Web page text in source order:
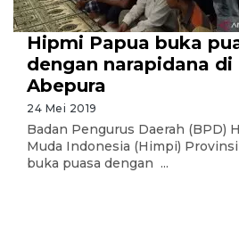
Hipmi Papua buka
dengan narapidana di
Abepura
24 Mei 2019
Badan Pengurus Daerah (BPD)
Muda Indonesia (Himpi)
buka puasa dengan ...